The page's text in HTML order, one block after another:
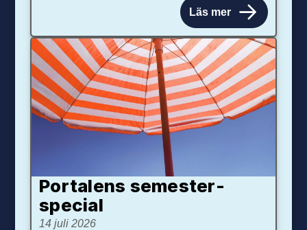
Läs mer
Portalens semester­
special
14 juli 2026